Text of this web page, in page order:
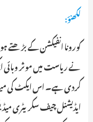
لکھنؤ:
کورونا انفیکشن کے
کردی ہے۔ اس ایکٹ کی میعاد 31 مارچ کو ختم
ایڈیشنل چیف سکریٹری